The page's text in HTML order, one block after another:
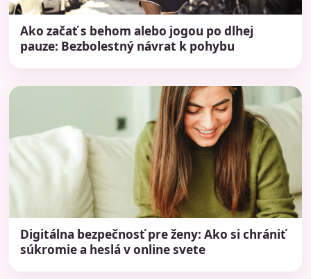
Ako začať s behom alebo jogou po dlhej
pauze: Bezbolestný návrat k pohybu
Digitálna bezpečnosť pre ženy: Ako si chrániť
súkromie a heslá v online svete